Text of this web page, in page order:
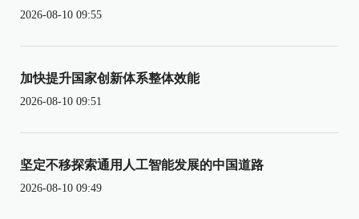
2026-08-10 09:55
加快提升国家创新体系整体效能
2026-08-10 09:51
坚定不移探索通用人工智能发展的中国道路
2026-08-10 09:49